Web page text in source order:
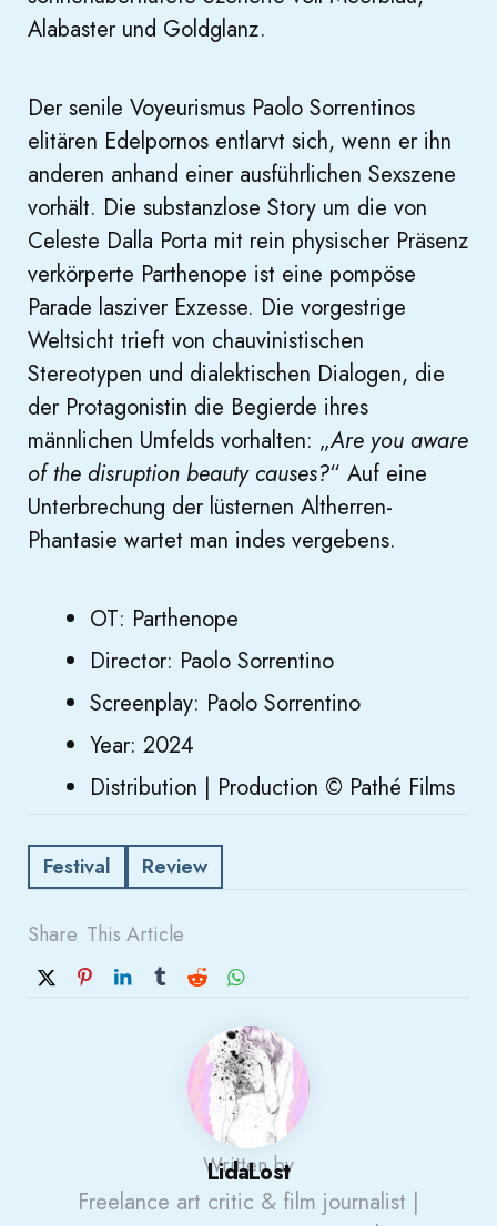
Alabaster und Goldglanz.
Der senile Voyeurismus Paolo Sorrentinos
elitären Edelpornos entlarvt sich, wenn er ihn
anderen anhand einer ausführlichen Sexszene
vorhält. Die substanzlose Story um die von
Celeste Dalla Porta mit rein physischer Präsenz
verkörperte Parthenope ist eine pompöse
Parade lasziver Exzesse. Die vorgestrige
Weltsicht trieft von chauvinistischen
Stereotypen und dialektischen Dialogen, die
der Protagonistin die Begierde ihres
männlichen Umfelds vorhalten: „Are you aware
of the disruption beauty causes?“ Auf eine
Unterbrechung der lüsternen Altherren-
Phantasie wartet man indes vergebens.
OT: Parthenope
Director: Paolo Sorrentino
Screenplay: Paolo Sorrentino
Year: 2024
Distribution | Production © Pathé Films
Festival Review
Share This Article
Written by
LidaLost
Freelance art critic & film journalist |